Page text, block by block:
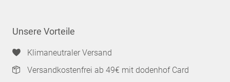
Unsere Vorteile
Klimaneutraler Versand
Versandkostenfrei ab 49€ mit dodenhof Card